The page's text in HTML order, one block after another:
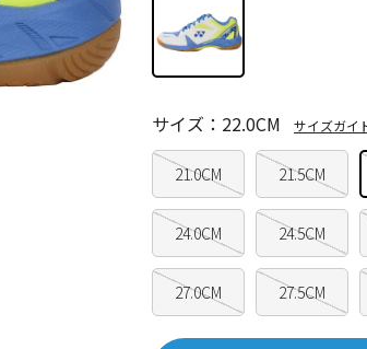
21.0CM 21.5CM
24.0CM 24.5CM
27.0CM 27.5CM
サイズ：22.0CM サイズガイ